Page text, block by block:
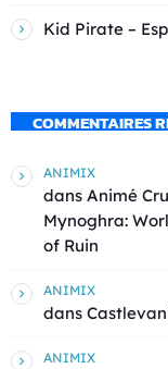
Kid Pirate –
COMMENTAIRES
ANIMIX
dans Animé
Mynoghra:
of Ruin
ANIMIX
dans
ANIMIX